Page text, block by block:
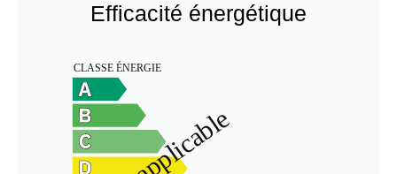
Efficacité énergétique